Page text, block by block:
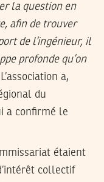
la question en
afin de trouver
de l’ingénieur, il
profonde qu’on
a,
du
a confirmé le
étaient
collectif